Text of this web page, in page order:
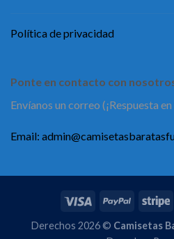
Política de privacidad
Ponte en contacto con
Envíanos un correo (¡Respuesta
Email:
Derechos 2026 © Camisetas